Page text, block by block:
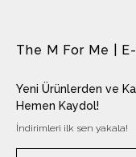
The M For Me |
Yeni Ürünlerden ve
Hemen Kaydol!
İndirimleri ilk sen yakala!